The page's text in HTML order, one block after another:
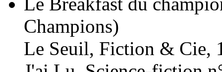
Champions)
Le Seuil, Fiction & Cie,